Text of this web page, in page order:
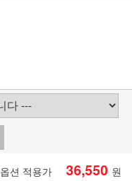
옵션 적용가 36,550 원